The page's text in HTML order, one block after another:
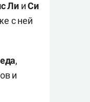
Ли иСи
с ней
,
и